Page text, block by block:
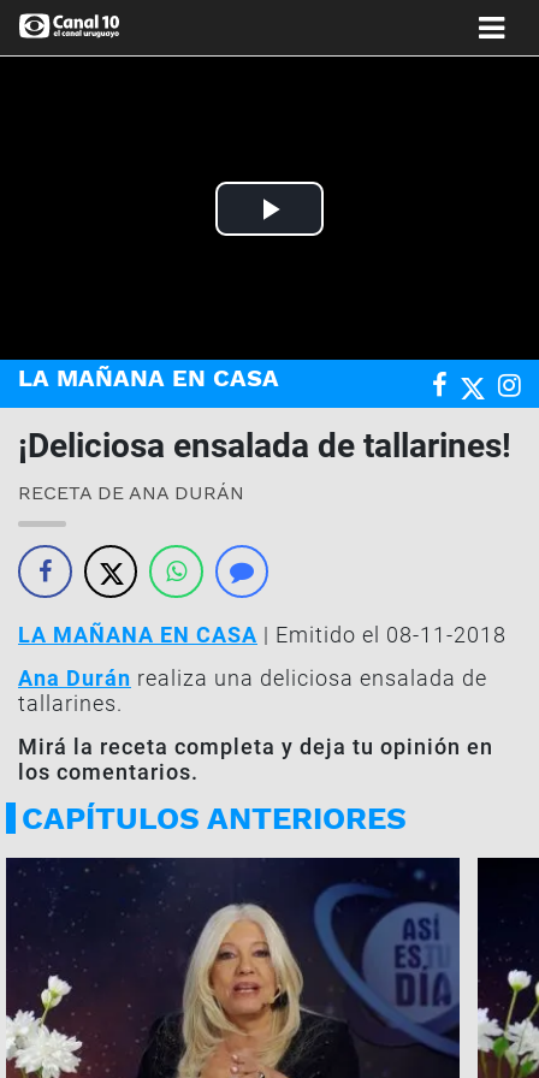
Play
LA MAÑANA EN CASA
¡Deliciosa ensalada de tallarines!
RECETA DE ANA DURÁN
LA MAÑANA EN CASA | Emitido el 08-11-2018
Ana Durán realiza una deliciosa ensalada de
tallarines.
Mirá la receta completa y deja tu opinión en
los comentarios.
CAPÍTULOS ANTERIORES